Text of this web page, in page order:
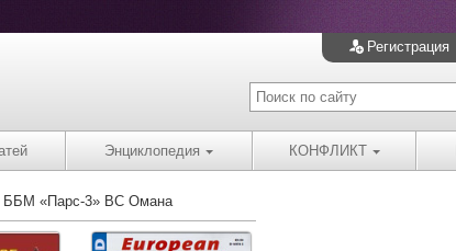
Регистрация
Энциклопедия КОНФЛИКТ
ББМ «Парс-3» ВС Омана